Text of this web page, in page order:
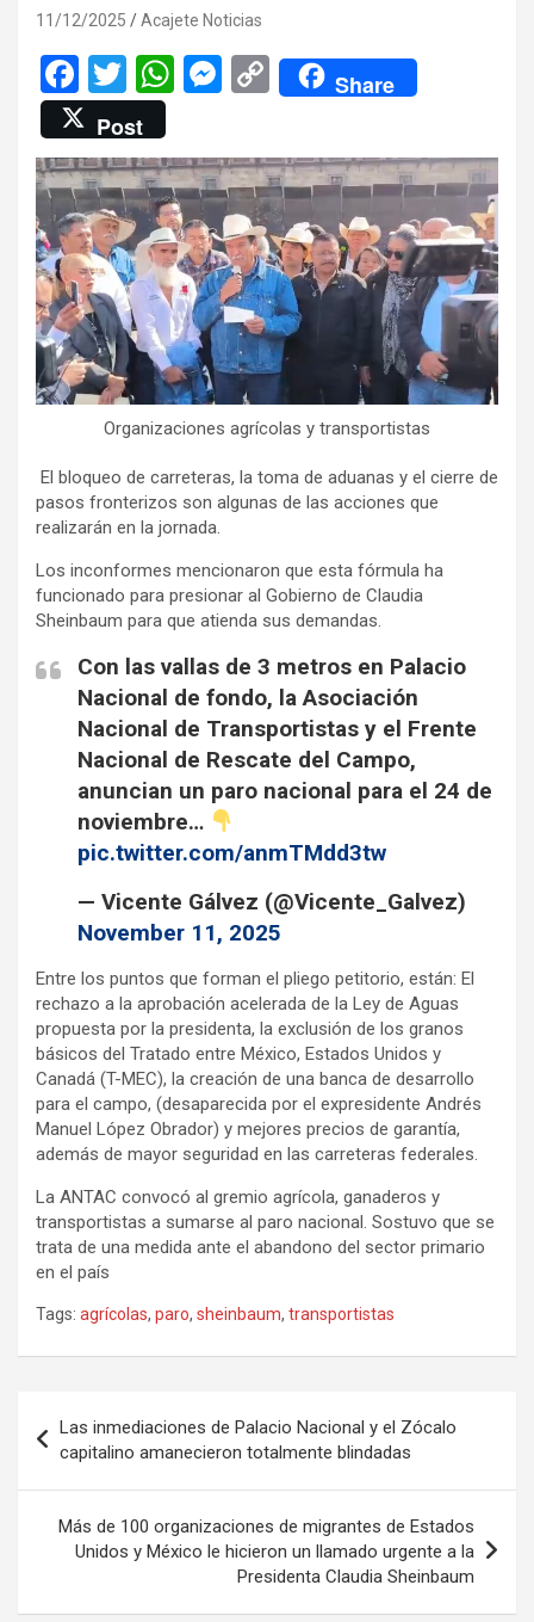
11/12/2025 Acajete Noticias
F
a
ce
b
o
o
k
T
wi
tt
er
W
at
s
A
p
p
M
se
n
g
er
C
o
py
Li
n
k
Share
Post
Organizaciones agrícolas y transportistas
El bloqueo de carreteras, la toma de aduanas y el cierre de
pasos fronterizos son algunas de las acciones que
realizarán en la jornada.
Los inconformes mencionaron que esta fórmula ha
funcionado para presionar al Gobierno de Claudia
Sheinbaum para que atienda sus demandas.
Con las vallas de 3 metros en Palacio
Nacional de fondo, la Asociación
Nacional de Transportistas y el Frente
Nacional de Rescate del Campo,
anuncian un paro nacional para el 24 de
noviembre…
pic.twitter.com/anmTMdd3tw
— Vicente Gálvez (@Vicente_Galvez)
November 11, 2025
Entre los puntos que forman el pliego petitorio, están: El
rechazo a la aprobación acelerada de la Ley de Aguas
propuesta por la presidenta, la exclusión de los granos
básicos del Tratado entre México, Estados Unidos y
Canadá (T-MEC), la creación de una banca de desarrollo
para el campo, (desaparecida por el expresidente Andrés
Manuel López Obrador) y mejores precios de garantía,
además de mayor seguridad en las carreteras federales.
La ANTAC convocó al gremio agrícola, ganaderos y
transportistas a sumarse al paro nacional. Sostuvo que se
trata de una medida ante el abandono del sector primario
en el país
Tags: agrícolas, paro, sheinbaum, transportistas
de
entradas
Las inmediaciones de Palacio Nacional y el Zócalo
capitalino amanecieron totalmente blindadas
Más de 100 organizaciones de migrantes de Estados
Unidos y México le hicieron un llamado urgente a la
Presidenta Claudia Sheinbaum